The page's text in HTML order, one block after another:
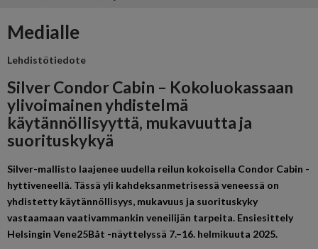
Medialle
Lehdistötiedote
Silver Condor Cabin – Kokoluokassaan
ylivoimainen yhdistelmä
käytännöllisyyttä, mukavuutta ja
suorituskykyä
Silver-mallisto laajenee uudella reilun kokoisella Condor Cabin -
hyttiveneellä. Tässä yli kahdeksanmetrisessä veneessä on
yhdistetty käytännöllisyys, mukavuus ja suorituskyky
vastaamaan vaativammankin veneilijän tarpeita. Ensiesittely
Helsingin Vene25Båt -näyttelyssä 7.–16. helmikuuta 2025.